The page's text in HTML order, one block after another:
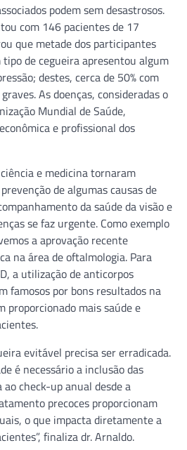
podem sem desastrosos.
com 146 pacientes de 17
que metade dos participantes
de cegueira apresentou algum
destes, cerca de 50% com
As doenças, consideradas o
Mundial de Saúde,
e profissional dos
e medicina tornaram
de algumas causas de
da saúde da visão e
se faz urgente. Como exemplo
a aprovação recente
na área de oftalmologia. Para
a utilização de anticorpos
famosos por bons resultados na
proporcionado mais saúde e
evitável precisa ser erradicada.
é necessário a inclusão das
check-up anual desde a
precoces proporcionam
o que impacta diretamente a
finaliza dr. Arnaldo.